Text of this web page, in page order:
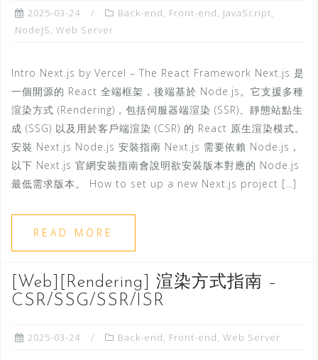
2025-03-24 Back-end, Front-end, JavaScript,
NodeJS, Web Server
Intro Next.js by Vercel – The React Framework Next.js 是
一個開源的 React 全端框架，後端基於 Node.js。它支援多種
渲染方式 (Rendering)，包括伺服器端渲染 (SSR)、靜態站點生
成 (SSG) 以及用於客戶端渲染 (CSR) 的 React 原生渲染模式。
安裝 Next.js Node.js 安裝指南 Next.js 需要依賴 Node.js，
以下 Next.js 官網安裝指南會說明欲安裝版本對應的 Node.js
最低需求版本。 How to set up a new Next.js project […]
READ MORE
[Web][Rendering] 渲染方式指南 –
CSR/SSG/SSR/ISR
2025-03-24 Back-end, Front-end, Web Server